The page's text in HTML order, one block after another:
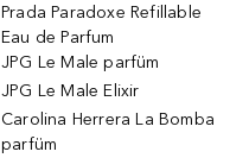
Prada Paradoxe Refillable
Eau de Parfum
JPG Le Male parfüm
JPG Le Male Elixir
Carolina Herrera La Bomba
parfüm